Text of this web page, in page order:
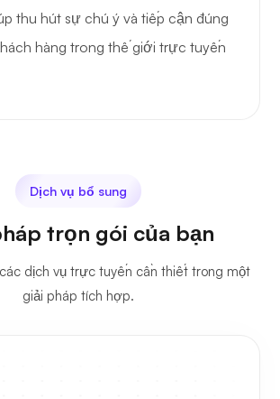
thu hút sự chú ý và tiếp cận đúng
hàng trong thế giới trực tuyến
Dịch vụ bổ sung
trọn gói của bạn
dịch vụ trực tuyến cần thiết trong một
giải pháp tích hợp.